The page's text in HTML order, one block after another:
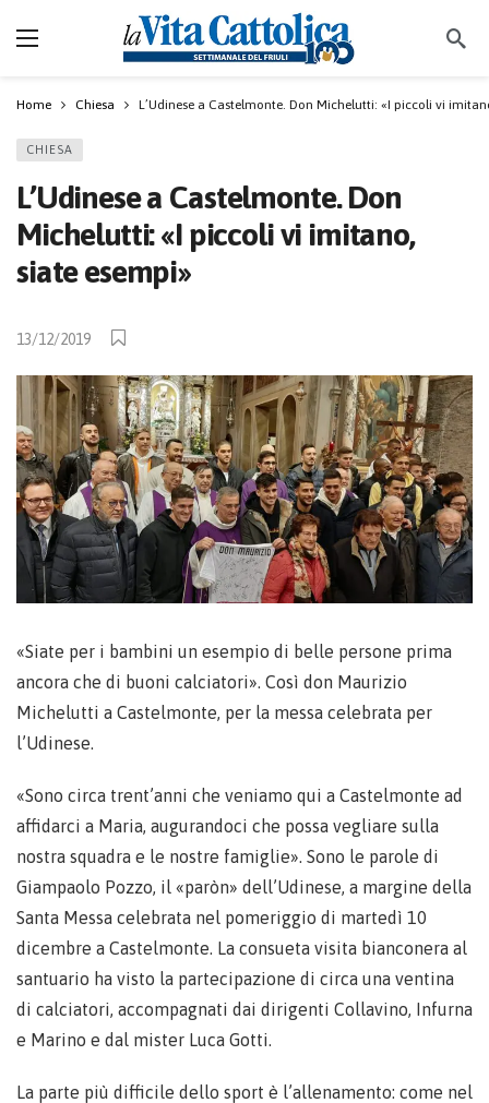
Home Chiesa L’Udinese a Castelmonte. Don Michelutti: «I piccoli vi
CHIESA
L’Udinese a Castelmonte. Don
Michelutti: «I piccoli vi imitano,
siate esempi»
13/12/2019
«Siate per i bambini un esempio di belle persone prima
ancora che di buoni calciatori». Così don Maurizio
Michelutti a Castelmonte, per la messa celebrata per
l’Udinese.
«Sono circa trent’anni che veniamo qui a Castelmonte ad
affidarci a Maria, augurandoci che possa vegliare sulla
nostra squadra e le nostre famiglie». Sono le parole di
Giampaolo Pozzo, il «paròn» dell’Udinese, a margine della
Santa Messa celebrata nel pomeriggio di martedì 10
dicembre a Castelmonte. La consueta visita bianconera al
santuario ha visto la partecipazione di circa una ventina
di calciatori, accompagnati dai dirigenti Collavino, Infurna
e Marino e dal mister Luca Gotti.
La parte più difficile dello sport è l’allenamento: come nel